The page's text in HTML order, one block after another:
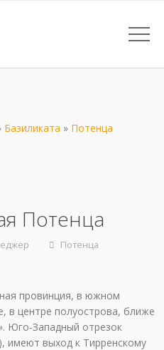
Базиликата » Потенца
Потенца
Потенца
провинция, в южном
в центре полуострова, ближе
Юго-Западный отрезок
имеют выход к Тирренскому